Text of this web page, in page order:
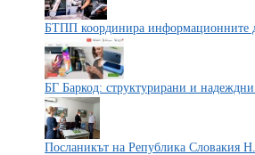
БТПП координира информационните
БГ Баркод: структурирани и
Посланикът на Република Словакия